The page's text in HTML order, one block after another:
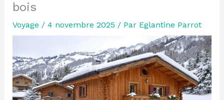
bois
Voyage / 4 novembre 2025 / Par Eglantine Parrot